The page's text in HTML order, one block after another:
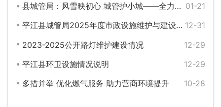
01-21
县城管局：风雪映初心 城管护小城——全力迎战低温雨雪冰冻天气
12-31
平江县城管局2025年度市政设施维护与建设工作动态
12-29
2023-2025公开路灯维护建设情况
12-29
平江县环卫设施情况说明
10-28
多措并举 优化燃气服务 助力营商环境提升